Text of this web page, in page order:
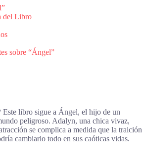
del Libro
sobre “Ángel”
Este libro sigue a Ángel, el hijo de un
peligroso. Adalyn, una chica vivaz,
se complica a medida que la traición
cambiarlo todo en sus caóticas vidas.